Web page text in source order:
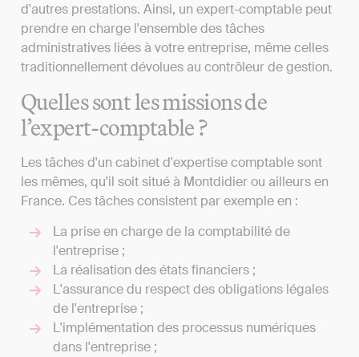
d'autres prestations. Ainsi, un expert-comptable peut
prendre en charge l'ensemble des tâches
administratives liées à votre entreprise, même celles
traditionnellement dévolues au contrôleur de gestion.
Quelles sont les missions de
l’expert-comptable ?
Les tâches d'un cabinet d'expertise comptable sont
les mêmes, qu'il soit situé à Montdidier ou ailleurs en
France. Ces tâches consistent par exemple en :
La prise en charge de la comptabilité de
l'entreprise ;
La réalisation des états financiers ;
L'assurance du respect des obligations légales
de l'entreprise ;
L'implémentation des processus numériques
dans l'entreprise ;